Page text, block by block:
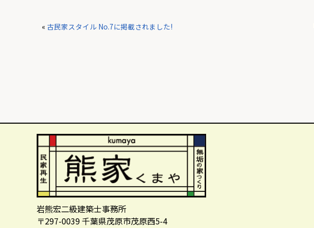
« 古民家スタイル No.7に掲載されました!
岩熊宏二級建築士事務所
〒297-0039 千葉県茂原市茂原西5-4